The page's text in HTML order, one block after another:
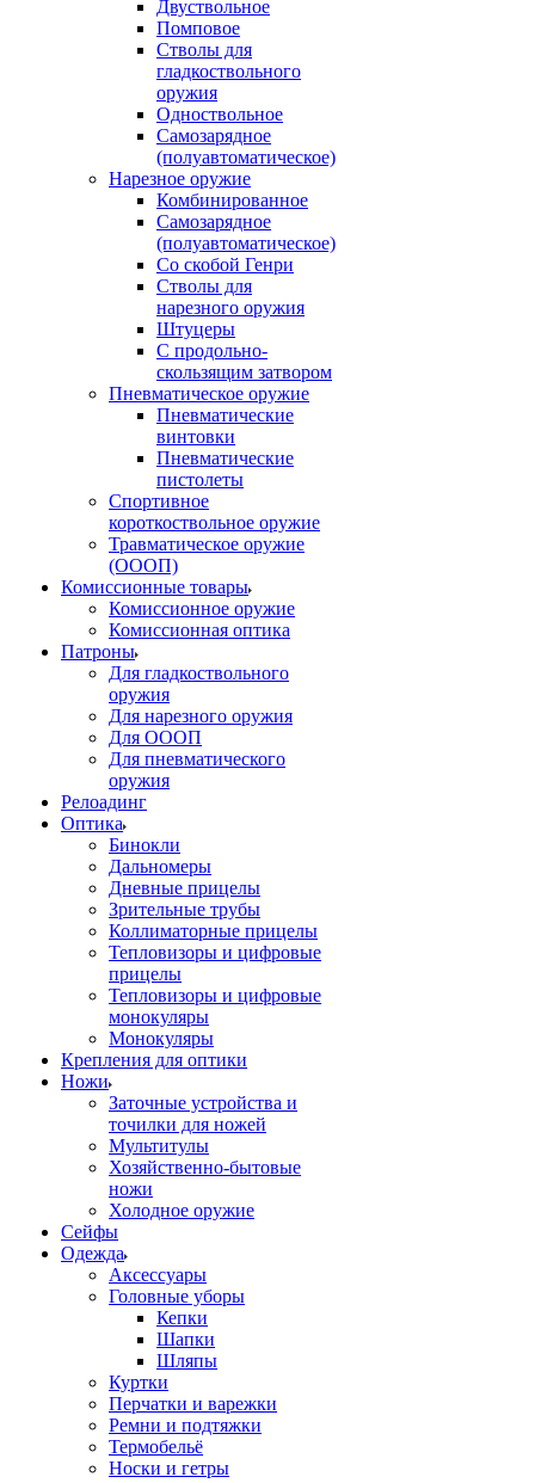
Двуствольное
Помповое
Стволы для
гладкоствольного
оружия
Одноствольное
Самозарядное
(полуавтоматическое)
Нарезное оружие
Комбинированное
Самозарядное
(полуавтоматическое)
Со скобой Генри
Стволы для
нарезного оружия
Штуцеры
С продольно-
скользящим затвором
Пневматическое оружие
Пневматические
винтовки
Пневматические
пистолеты
Спортивное
короткоствольное оружие
Травматическое оружие
(ОООП)
Комиссионные товары
Комиссионное оружие
Комиссионная оптика
Патроны
Для гладкоствольного
оружия
Для нарезного оружия
Для ОООП
Для пневматического
оружия
Релоадинг
Оптика
Бинокли
Дальномеры
Дневные прицелы
Зрительные трубы
Коллиматорные прицелы
Тепловизоры и цифровые
прицелы
Тепловизоры и цифровые
монокуляры
Монокуляры
Крепления для оптики
Ножи
Заточные устройства и
точилки для ножей
Мультитулы
Хозяйственно-бытовые
ножи
Холодное оружие
Сейфы
Одежда
Аксессуары
Головные уборы
Кепки
Шапки
Шляпы
Куртки
Перчатки и варежки
Ремни и подтяжки
Термобельё
Носки и гетры